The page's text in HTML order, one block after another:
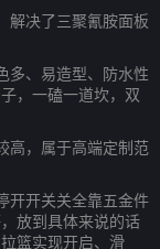
决了三聚氰胺面板
、易造型、防水性
，一磕一道坎，双
，属于高端定制范
开关关全靠五金件
放到具体来说的话
篮实现开启、滑